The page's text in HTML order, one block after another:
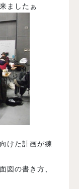
ましたぁ
けた計画が練
図の書き方、